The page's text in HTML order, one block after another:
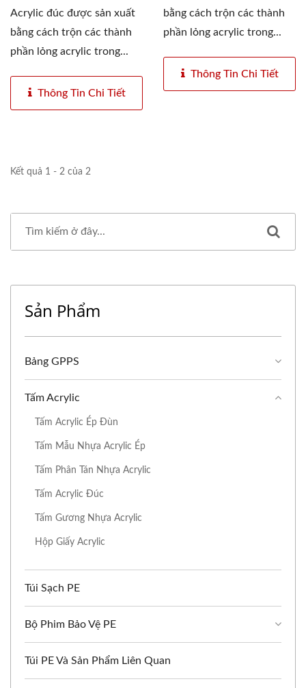
Acrylic đúc được sản xuất
bằng cách trộn các thành
phần lỏng acrylic trong...
Thông Tin Chi Tiết
bằng cách trộn các thành
phần lỏng acrylic trong...
Thông Tin Chi Tiết
Kết quả 1 - 2 của 2
Sản Phẩm
Bảng GPPS
Tấm Acrylic
Tấm Acrylic Ép Đùn
Tấm Mẫu Nhựa Acrylic Ép
Tấm Phân Tán Nhựa Acrylic
Tấm Acrylic Đúc
Tấm Gương Nhựa Acrylic
Hộp Giấy Acrylic
Túi Sạch PE
Bộ Phim Bảo Vệ PE
Túi PE Và Sản Phẩm Liên Quan